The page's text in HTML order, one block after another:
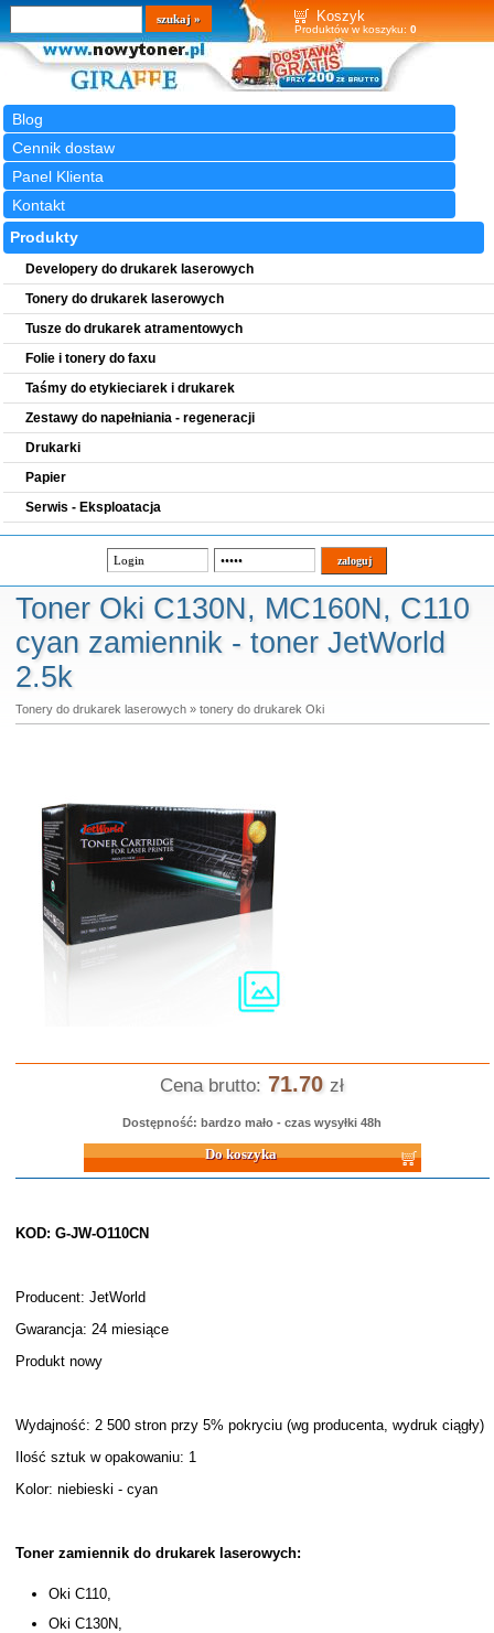
Koszyk
Produktów w koszyku: 0
Blog
Cennik dostaw
Panel Klienta
Kontakt
Wyszukiwarka
szukaj
Produkty
Developery do drukarek laserowych
Tonery do drukarek laserowych
Tusze do drukarek atramentowych
Folie i tonery do faxu
Taśmy do etykieciarek i drukarek
Zestawy do napełniania - regeneracji
Drukarki
Papier
Serwis - Eksploatacja
Toner Oki C130N, MC160N, C110
cyan zamiennik - toner JetWorld
2.5k
Tonery do drukarek laserowych» tonery do drukarek Oki
Cena brutto: 71.70 zł
Dostępność: bardzo mało - czas wysyłki 48h
Do koszyka
KOD: G-JW-O110CN
Producent: JetWorld
Gwarancja: 24 miesiące
Produkt nowy
Wydajność: 2 500 stron przy 5% pokryciu (wg producenta, wydruk ciągły)
Ilość sztuk w opakowaniu: 1
Kolor: niebieski - cyan
Toner zamiennik do drukarek laserowych:
Oki C110,
Oki C130N,